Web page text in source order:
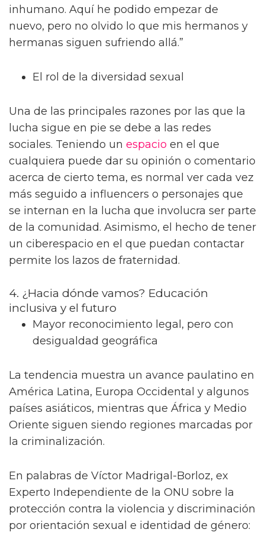
inhumano. Aquí he podido empezar de
nuevo, pero no olvido lo que mis hermanos y
hermanas siguen sufriendo allá.”
El rol de la diversidad sexual
Una de las principales razones por las que la
lucha sigue en pie se debe a las redes
sociales. Teniendo un espacio en el que
cualquiera puede dar su opinión o comentario
acerca de cierto tema, es normal ver cada vez
más seguido a influencers o personajes que
se internan en la lucha que involucra ser parte
de la comunidad. Asimismo, el hecho de tener
un ciberespacio en el que puedan contactar
permite los lazos de fraternidad.
4. ¿Hacia dónde vamos? Educación
inclusiva y el futuro
Mayor reconocimiento legal, pero con
desigualdad geográfica
La tendencia muestra un avance paulatino en
América Latina, Europa Occidental y algunos
países asiáticos, mientras que África y Medio
Oriente siguen siendo regiones marcadas por
la criminalización.
En palabras de Víctor Madrigal-Borloz, ex
Experto Independiente de la ONU sobre la
protección contra la violencia y discriminación
por orientación sexual e identidad de género: